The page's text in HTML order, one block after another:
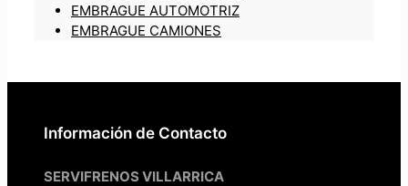
EMBRAGUE AUTOMOTRIZ
EMBRAGUE CAMIONES
Información de Contacto
SERVIFRENOS VILLARRICA